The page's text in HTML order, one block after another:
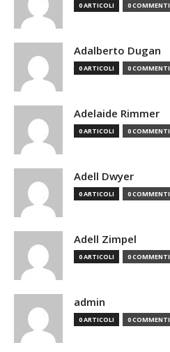
0 ARTICOLI 0 COMMENTI
Adalberto Dugan
0 ARTICOLI 0 COMMENTI
Adelaide Rimmer
0 ARTICOLI 0 COMMENTI
Adell Dwyer
0 ARTICOLI 0 COMMENTI
Adell Zimpel
0 ARTICOLI 0 COMMENTI
admin
0 ARTICOLI 0 COMMENTI